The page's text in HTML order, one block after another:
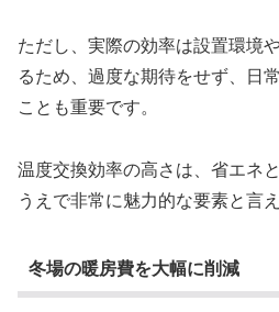
ただし、実際の効率は設置環境
るため、過度な期待をせず、日
ことも重要です。
温度交換効率の高さは、省エネ
うえで非常に魅力的な要素と言
冬場の暖房費を大幅に削減